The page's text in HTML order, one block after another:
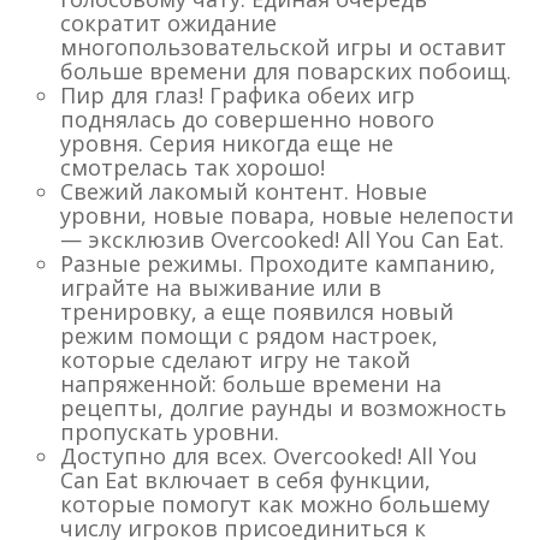
сократит ожидание
многопользовательской игры и оставит
больше времени для поварских побоищ.
Пир для глаз! Графика обеих игр
поднялась до совершенно нового
уровня. Серия никогда еще не
смотрелась так хорошо!
Свежий лакомый контент. Новые
уровни, новые повара, новые нелепости
— эксклюзив Overcooked! All You Can Eat.
Разные режимы. Проходите кампанию,
играйте на выживание или в
тренировку, а еще появился новый
режим помощи с рядом настроек,
которые сделают игру не такой
напряженной: больше времени на
рецепты, долгие раунды и возможность
пропускать уровни.
Доступно для всех. Overcooked! All You
Can Eat включает в себя функции,
которые помогут как можно большему
числу игроков присоединиться к